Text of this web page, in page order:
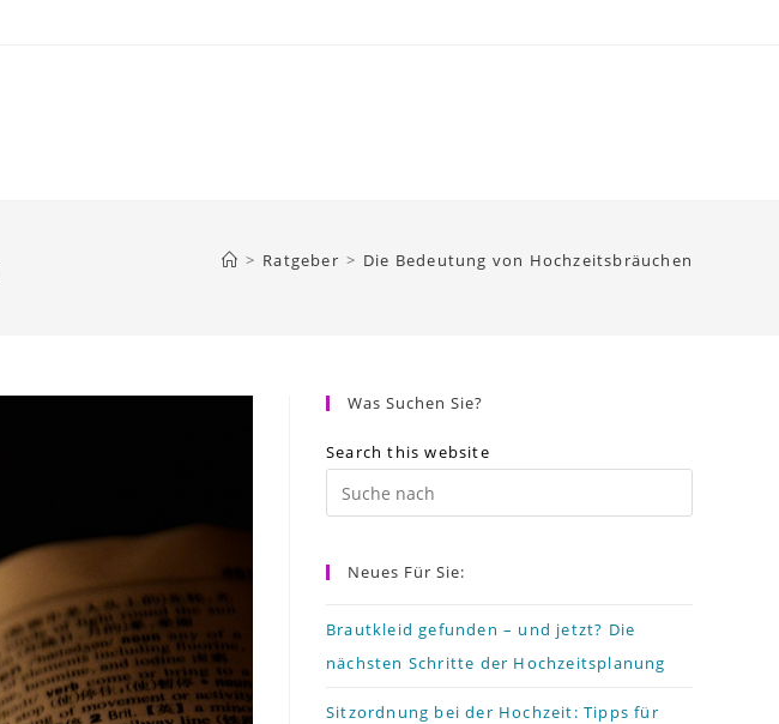
> Ratgeber > Die Bedeutung von Hochzeitsbräuchen
Was Suchen Sie?
Search this website
Escape
Neues Für Sie:
Brautkleid gefunden – und jetzt? Die
nächsten Schritte der Hochzeitsplanung
Sitzordnung bei der Hochzeit: Tipps für